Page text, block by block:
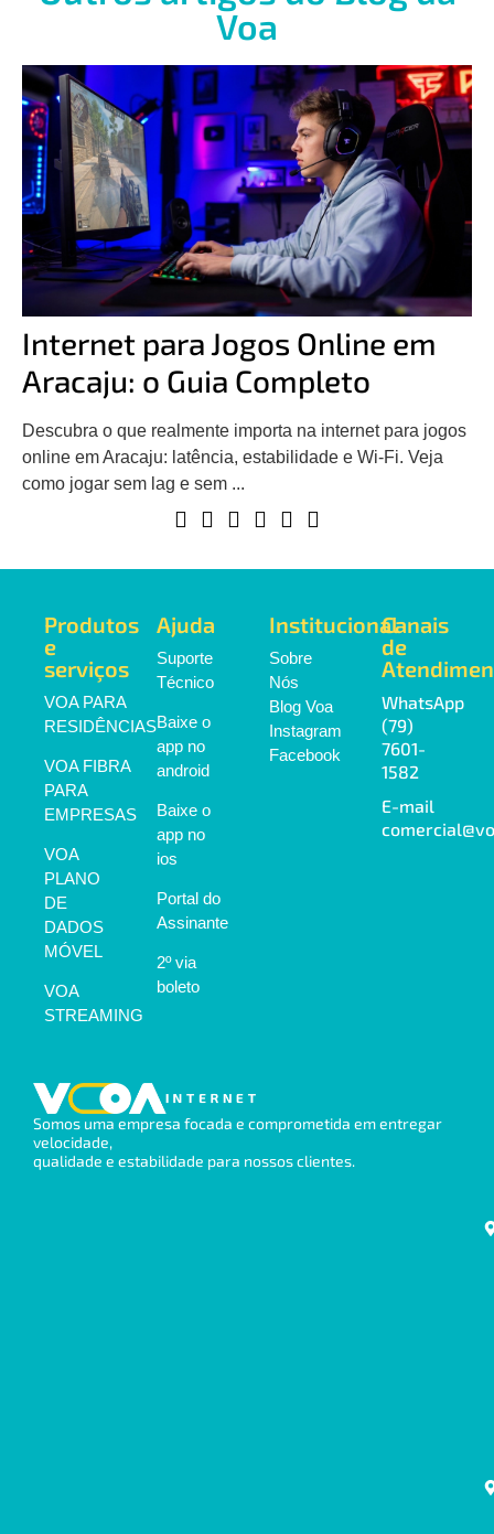
Voa
Internet para Jogos Online em
Aracaju: o Guia Completo
Descubra o que realmente importa na internet para jogos
online em Aracaju: latência, estabilidade e Wi-Fi. Veja
como jogar sem lag e sem ...
Produtos
e
serviços
VOA PARA
RESIDÊNCIAS
VOA FIBRA
PARA
EMPRESAS
VOA
PLANO
DE
DADOS
MÓVEL
VOA
STREAMING
Ajuda
Suporte
Técnico
Baixe o
app no
android
Baixe o
app no
ios
Portal do
Assinante
2º via
boleto
Institucional
Sobre
Nós
Blog Voa
Instagram
Facebook
Canais
de
WhatsApp
(79)
7601-
1582
E-mail
Somos uma empresa focada e comprometida em entregar
velocidade,
qualidade e estabilidade para nossos clientes.